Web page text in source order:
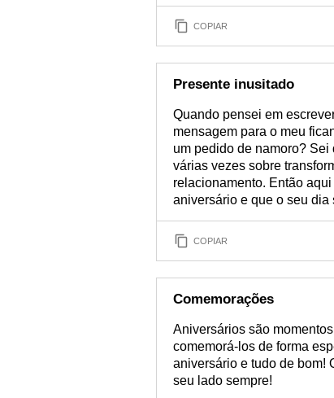
COPIAR
Presente inusitado
Quando pensei em
mensagem para o meu
um pedido de namoro?
várias vezes sobre
relacionamento. Então
aniversário e que o seu dia
COPIAR
Comemorações
Aniversários são
comemorá-los de forma
aniversário e tudo de bom!
seu lado sempre!